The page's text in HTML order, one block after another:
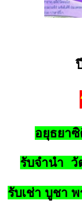
อยุธยา
รับจำนำ วั
รับเช่า บูชา